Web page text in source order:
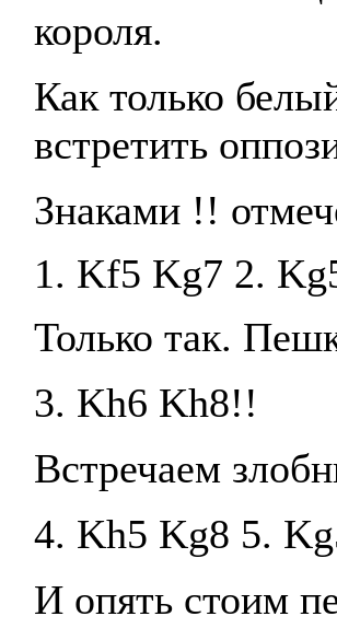
короля.
Как только
встретить
Знаками !!
1. Kf5 Kg7 2.
Только так.
3. Kh6 Kh8!!
Встречаем
4. Kh5 Kg8 5.
И опять стоим